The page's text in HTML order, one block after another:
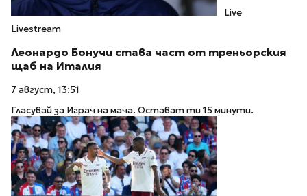
Live
Livestream
Леонардо Бонучи става част от треньорския
щаб на Италия
7 август, 13:51
Гласувай за Играч на мача. Остават ти 15 минути.